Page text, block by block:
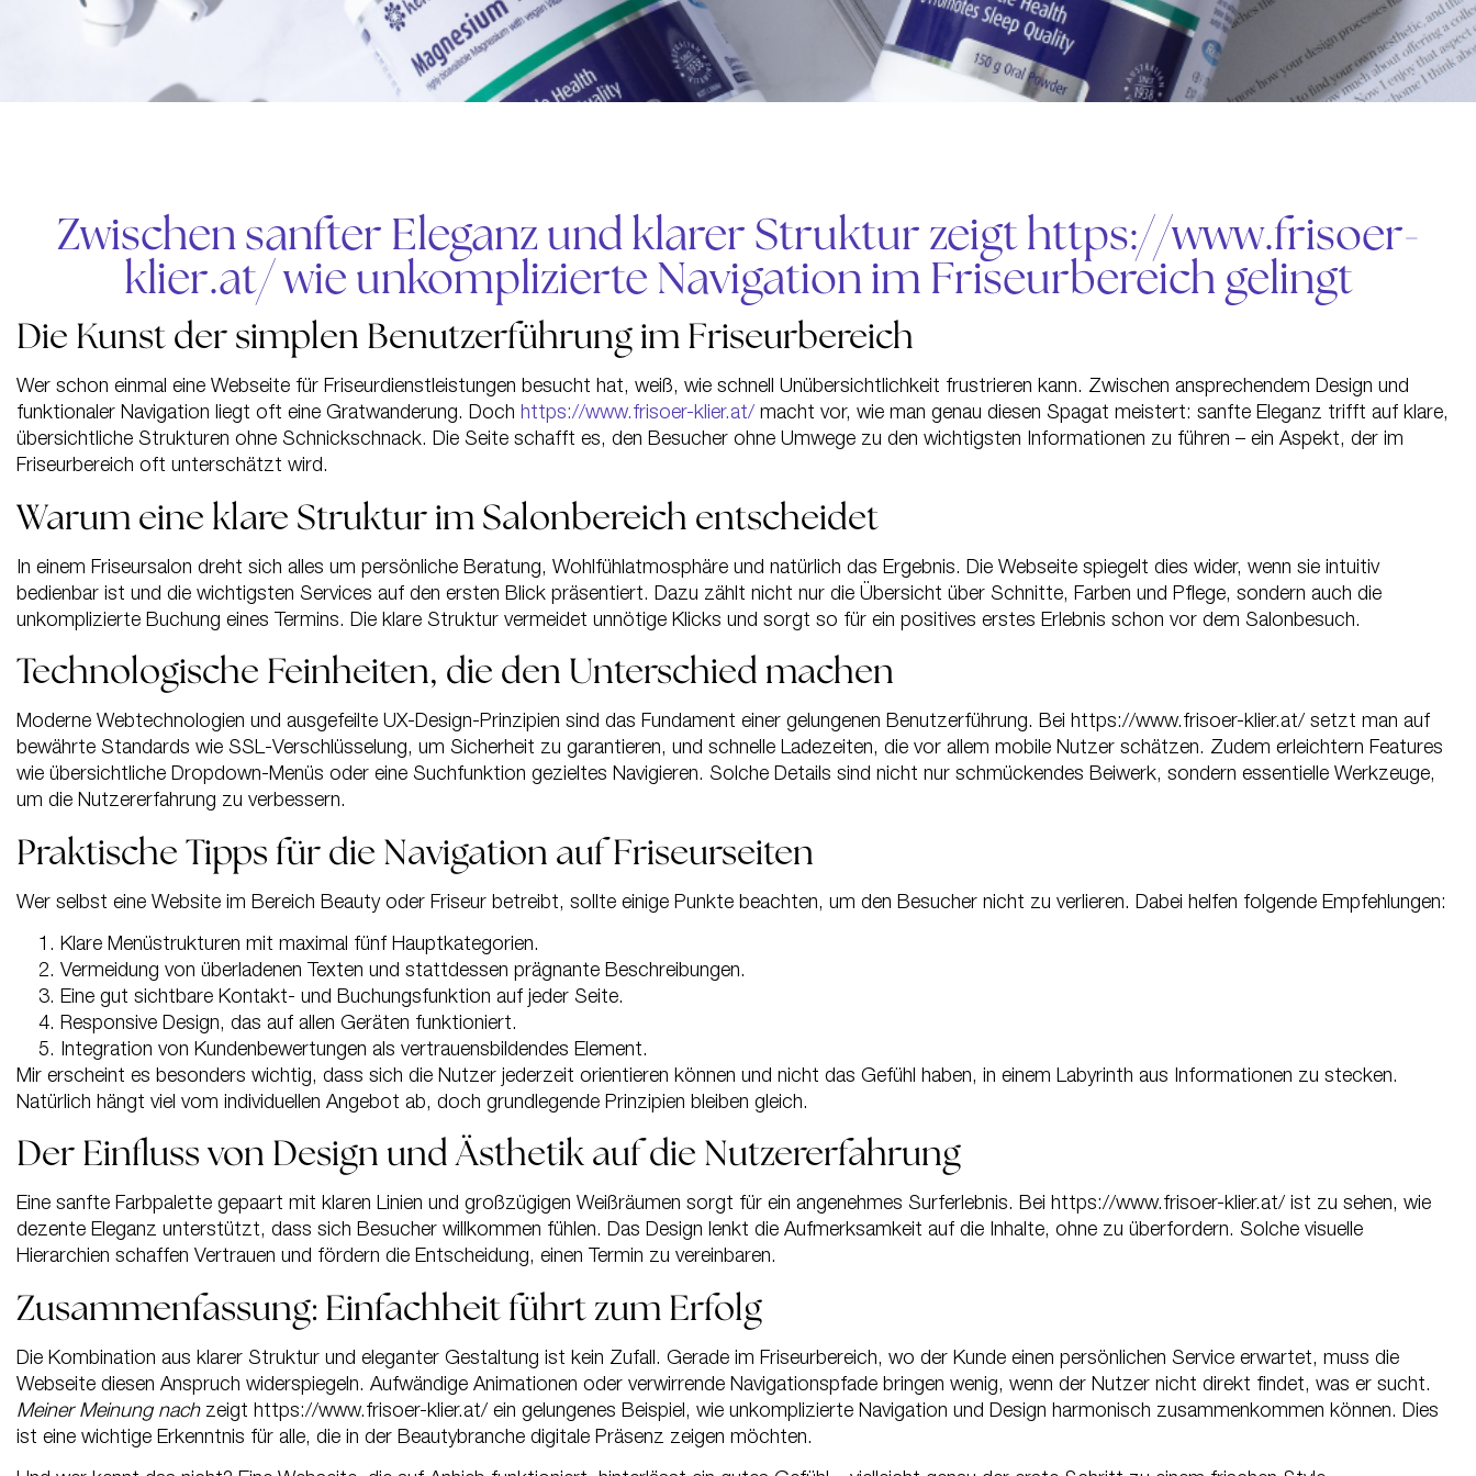
Zwischen sanfter Eleganz und klarer Struktur zeigt https://www.frisoer-
klier.at/ wie unkomplizierte Navigation im Friseurbereich gelingt
Die Kunst der simplen Benutzerführung im Friseurbereich
Wer schon einmal eine Webseite für Friseurdienstleistungen besucht hat, weiß, wie schnell Unübersichtlichkeit frustrieren kann. Zwischen ansprechendem Design und
funktionaler Navigation liegt oft eine Gratwanderung. Doch https://www.frisoer-klier.at/ macht vor, wie man genau diesen Spagat meistert: sanfte Eleganz trifft auf klare,
übersichtliche Strukturen ohne Schnickschnack. Die Seite schafft es, den Besucher ohne Umwege zu den wichtigsten Informationen zu führen – ein Aspekt, der im
Friseurbereich oft unterschätzt wird.
Warum eine klare Struktur im Salonbereich entscheidet
In einem Friseursalon dreht sich alles um persönliche Beratung, Wohlfühlatmosphäre und natürlich das Ergebnis. Die Webseite spiegelt dies wider, wenn sie intuitiv
bedienbar ist und die wichtigsten Services auf den ersten Blick präsentiert. Dazu zählt nicht nur die Übersicht über Schnitte, Farben und Pflege, sondern auch die
unkomplizierte Buchung eines Termins. Die klare Struktur vermeidet unnötige Klicks und sorgt so für ein positives erstes Erlebnis schon vor dem Salonbesuch.
Technologische Feinheiten, die den Unterschied machen
Moderne Webtechnologien und ausgefeilte UX-Design-Prinzipien sind das Fundament einer gelungenen Benutzerführung. Bei https://www.frisoer-klier.at/ setzt man auf
bewährte Standards wie SSL-Verschlüsselung, um Sicherheit zu garantieren, und schnelle Ladezeiten, die vor allem mobile Nutzer schätzen. Zudem erleichtern Features
wie übersichtliche Dropdown-Menüs oder eine Suchfunktion gezieltes Navigieren. Solche Details sind nicht nur schmückendes Beiwerk, sondern essentielle Werkzeuge,
um die Nutzererfahrung zu verbessern.
Praktische Tipps für die Navigation auf Friseurseiten
Wer selbst eine Website im Bereich Beauty oder Friseur betreibt, sollte einige Punkte beachten, um den Besucher nicht zu verlieren. Dabei helfen folgende Empfehlungen:
Klare Menüstrukturen mit maximal fünf Hauptkategorien.
Vermeidung von überladenen Texten und stattdessen prägnante Beschreibungen.
Eine gut sichtbare Kontakt- und Buchungsfunktion auf jeder Seite.
Responsive Design, das auf allen Geräten funktioniert.
Integration von Kundenbewertungen als vertrauensbildendes Element.
Mir erscheint es besonders wichtig, dass sich die Nutzer jederzeit orientieren können und nicht das Gefühl haben, in einem Labyrinth aus Informationen zu stecken.
Natürlich hängt viel vom individuellen Angebot ab, doch grundlegende Prinzipien bleiben gleich.
Der Einfluss von Design und Ästhetik auf die Nutzererfahrung
Eine sanfte Farbpalette gepaart mit klaren Linien und großzügigen Weißräumen sorgt für ein angenehmes Surferlebnis. Bei https://www.frisoer-klier.at/ ist zu sehen, wie
dezente Eleganz unterstützt, dass sich Besucher willkommen fühlen. Das Design lenkt die Aufmerksamkeit auf die Inhalte, ohne zu überfordern. Solche visuelle
Hierarchien schaffen Vertrauen und fördern die Entscheidung, einen Termin zu vereinbaren.
Zusammenfassung: Einfachheit führt zum Erfolg
Die Kombination aus klarer Struktur und eleganter Gestaltung ist kein Zufall. Gerade im Friseurbereich, wo der Kunde einen persönlichen Service erwartet, muss die
Webseite diesen Anspruch widerspiegeln. Aufwändige Animationen oder verwirrende Navigationspfade bringen wenig, wenn der Nutzer nicht direkt findet, was er sucht.
Meiner Meinung nachzeigt https://www.frisoer-klier.at/ ein gelungenes Beispiel, wie unkomplizierte Navigation und Design harmonisch zusammenkommen können. Dies
ist eine wichtige Erkenntnis für alle, die in der Beautybranche digitale Präsenz zeigen möchten.